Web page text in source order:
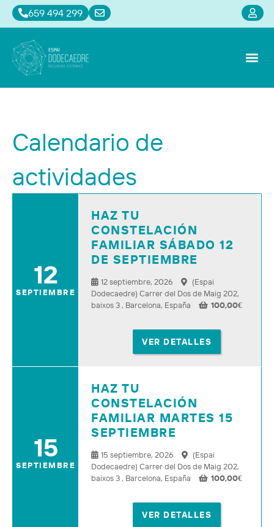
659 494 299
Calendario de
actividades
12
SEPTIEMBRE
HAZ TU
CONSTELACIÓN
FAMILIAR SÁBADO 12
DE SEPTIEMBRE
12 septiembre, 2026
(Espai
Dodecaedre) Carrer del Dos de Maig 202,
baixos 3 , Barcelona, España
100,00€
VER DETALLES
15
SEPTIEMBRE
HAZ TU
CONSTELACIÓN
FAMILIAR MARTES 15
SEPTIEMBRE
15 septiembre, 2026
(Espai
Dodecaedre) Carrer del Dos de Maig 202,
baixos 3 , Barcelona, España
100,00€
VER DETALLES